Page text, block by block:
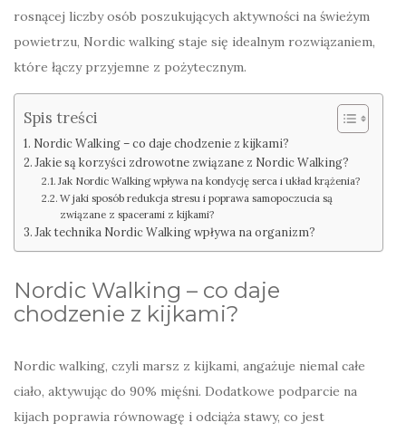
rosnącej liczby osób poszukujących aktywności na świeżym
powietrzu, Nordic walking staje się idealnym rozwiązaniem,
które łączy przyjemne z pożytecznym.
Spis treści
Nordic Walking – co daje chodzenie z kijkami?
Jakie są korzyści zdrowotne związane z Nordic Walking?
Jak Nordic Walking wpływa na kondycję serca i układ krążenia?
W jaki sposób redukcja stresu i poprawa samopoczucia są
związane z spacerami z kijkami?
Jak technika Nordic Walking wpływa na organizm?
Nordic Walking – co daje
chodzenie z kijkami?
Nordic walking, czyli marsz z kijkami, angażuje niemal całe
ciało, aktywując do 90% mięśni. Dodatkowe podparcie na
kijach poprawia równowagę i odciąża stawy, co jest